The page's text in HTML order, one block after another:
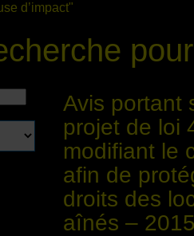
d’impact"
Avis portant
projet de loi
modifiant le
afin de
droits des
aînés – 2015